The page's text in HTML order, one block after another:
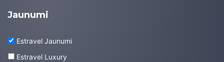
Jaunumi
Estravel Jaunumi
Estravel Luxury